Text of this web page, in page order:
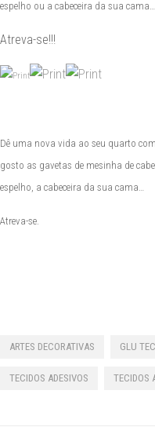
espelho ou a cabeceira da sua
Atreva-se!!!
Dê uma nova vida ao seu quarto c
gosto as gavetas de mesinha de
espelho, a cabeceira da sua cama…
Atreva-se.
ARTES DECORATIVAS GLU
TECIDOS ADESIVOS TECIDOS